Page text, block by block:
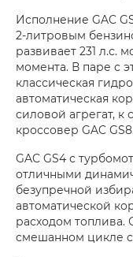
Исполнение GAC
2-литровым
развивает 231 л.с.
момента. В паре с
классическая
автоматическая
силовой агрегат, к
кроссовер GAC GS8.
GAC GS4 с
отличными
безупречной
автоматической
расходом топлива.
смешанном цикле